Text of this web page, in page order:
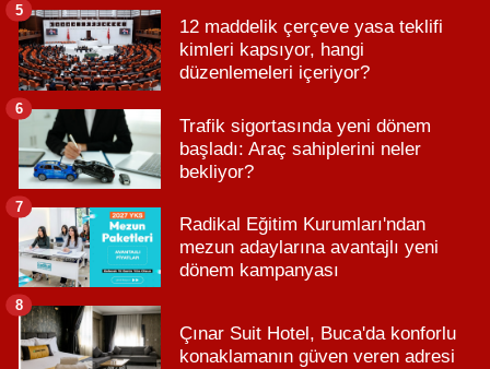
12 maddelik çerçeve yasa teklifi
kimleri kapsıyor, hangi
düzenlemeleri içeriyor?
5
Trafik sigortasında yeni dönem
başladı: Araç sahiplerini neler
bekliyor?
6
Radikal Eğitim Kurumları'ndan
mezun adaylarına avantajlı yeni
dönem kampanyası
7
Çınar Suit Hotel, Buca'da konforlu
konaklamanın güven veren adresi
8